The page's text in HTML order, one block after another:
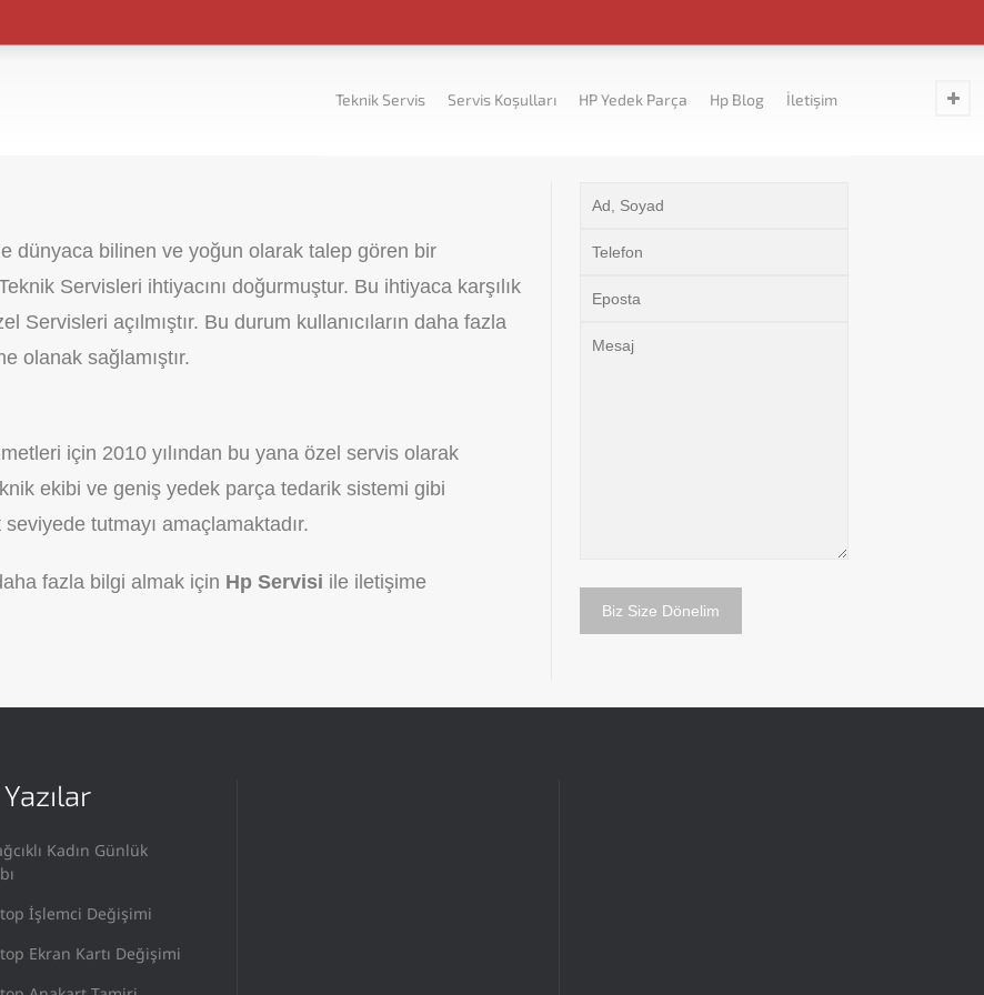
Teknik Servis Servis Koşulları HP Yedek Parça Hp Blog İletişim
dünyaca bilinen ve yoğun olarak talep gören bir
Servisleri ihtiyacını doğurmuştur. Bu ihtiyaca karşılık
açılmıştır. Bu durum kullanıcıların daha fazla
olanak sağlamıştır.
için 2010 yılından bu yana özel servis olarak
ekibi ve geniş yedek parça tedarik sistemi gibi
tutmayı amaçlamaktadır.
fazla bilgi almak için Hp Servisi ile iletişime
Kadın Günlük
İşlemci Değişimi
Ekran Kartı Değişimi